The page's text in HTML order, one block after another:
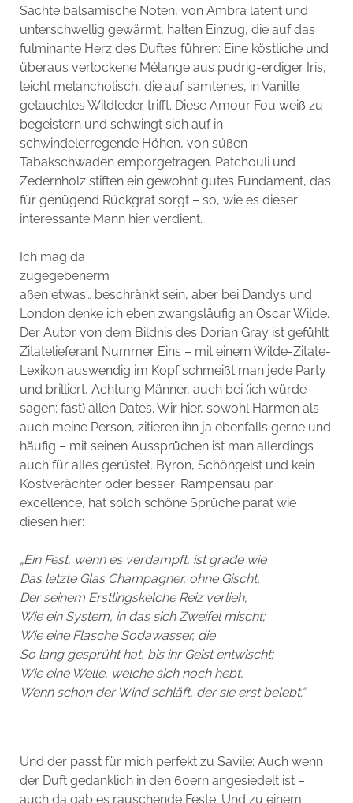
Sachte balsamische Noten, von Ambra latent und
unterschwellig gewärmt, halten Einzug, die auf das
fulminante Herz des Duftes führen: Eine köstliche und
überaus verlockene Mélange aus pudrig-erdiger Iris,
leicht melancholisch, die auf samtenes, in Vanille
getauchtes Wildleder trifft. Diese Amour Fou weiß zu
begeistern und schwingt sich auf in
schwindelerregende Höhen, von süßen
Tabakschwaden emporgetragen. Patchouli und
Zedernholz stiften ein gewohnt gutes Fundament, das
für genügend Rückgrat sorgt – so, wie es dieser
interessante Mann hier verdient.
Ich mag da
zugegebenerm
aßen etwas… beschränkt sein, aber bei Dandys und
London denke ich eben zwangsläufig an Oscar Wilde.
Der Autor von dem Bildnis des Dorian Gray ist gefühlt
Zitatelieferant Nummer Eins – mit einem Wilde-Zitate-
Lexikon auswendig im Kopf schmeißt man jede Party
und brilliert, Achtung Männer, auch bei (ich würde
sagen: fast) allen Dates. Wir hier, sowohl Harmen als
auch meine Person, zitieren ihn ja ebenfalls gerne und
häufig – mit seinen Aussprüchen ist man allerdings
auch für alles gerüstet. Byron, Schöngeist und kein
Kostverächter oder besser: Rampensau par
excellence, hat solch schöne Sprüche parat wie
diesen hier:
„Ein Fest, wenn es verdampft, ist grade wie
Das letzte Glas Champagner, ohne Gischt,
Der seinem Erstlingskelche Reiz verlieh;
Wie ein System, in das sich Zweifel mischt;
Wie eine Flasche Sodawasser, die
So lang gesprüht hat, bis ihr Geist entwischt;
Wie eine Welle, welche sich noch hebt,
Wenn schon der Wind schläft, der sie erst belebt.“
Und der passt für mich perfekt zu Savile: Auch wenn
der Duft gedanklich in den 60ern angesiedelt ist –
auch da gab es rauschende Feste. Und zu einem